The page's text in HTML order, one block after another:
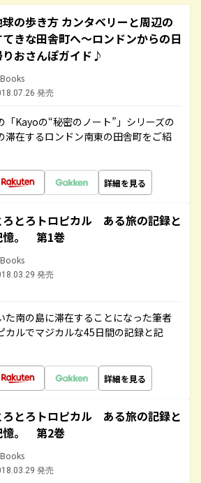
の歩き方 カンタベリーと周辺の
てきな田舎町へ～ロンドンからの日
りおさんぽガイド♪
発売
「Kayoの“秘密のノート”」シリーズの
滞在するロンドン南東の田舎町をご紹
詳細を見る
ろとろトロピカル ある旅の記録と
憶。 第1巻
発売
た南の島に滞在することになった筆者
カルでマジカルな45日間の記録と記
詳細を見る
ろとろトロピカル ある旅の記録と
憶。 第2巻
発売